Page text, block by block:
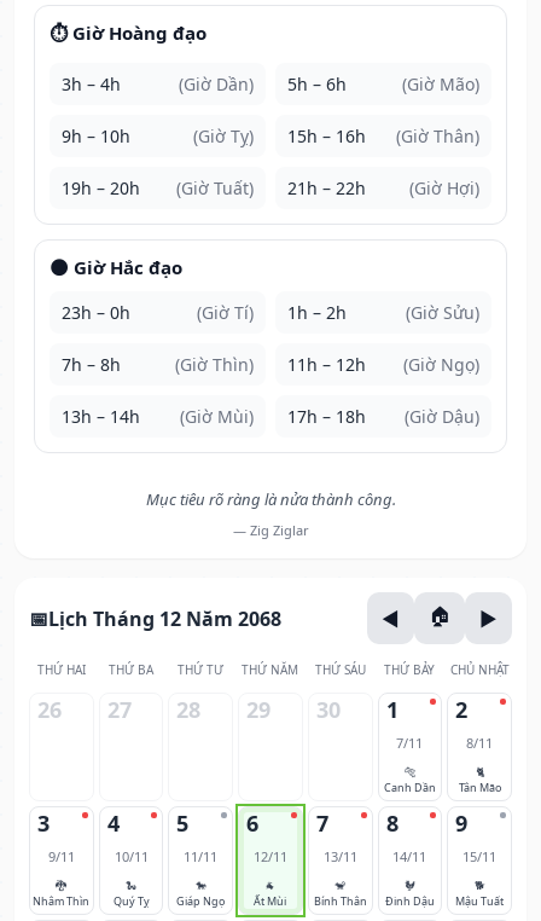
⏱️ Giờ Hoàng đạo
3h – 4h (Giờ Dần) 5h – 6h (Giờ Mão)
9h – 10h (Giờ Tỵ) 15h – 16h (Giờ Thân)
19h – 20h (Giờ Tuất) 21h – 22h (Giờ Hợi)
🌑 Giờ Hắc đạo
23h – 0h (Giờ Tí) 1h – 2h (Giờ Sửu)
7h – 8h (Giờ Thìn) 11h – 12h (Giờ Ngọ)
13h – 14h (Giờ Mùi) 17h – 18h (Giờ Dậu)
Mục tiêu rõ ràng là nửa thành công.
— Zig Ziglar
Lịch Tháng 12 Năm 2068
THỨ HAI THỨ BA THỨ TƯ THỨ NĂM THỨ SÁU THỨ BẢY CHỦ NHẬT
26 27 28 29 30 1
7/11
🐅
Canh Dần
2
8/11
🐈
Tân Mão
3
9/11
🐉
Nhâm Thìn
4
10/11
🐍
Quý Tỵ
5
11/11
🐎
Giáp Ngọ
6
12/11
🐐
Ất Mùi
7
13/11
🐒
Bính Thân
8
14/11
🐓
Đinh Dậu
9
15/11
🐕
Mậu Tuất